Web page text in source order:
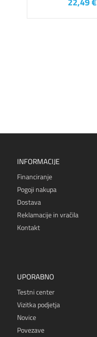
INFORMACIJE
Financiranje
Pogoji nakupa
Dostava
Reklamacije in vračila
Kontakt
UPORABNO
Testni center
Vizitka podjetja
Novice
Povezave